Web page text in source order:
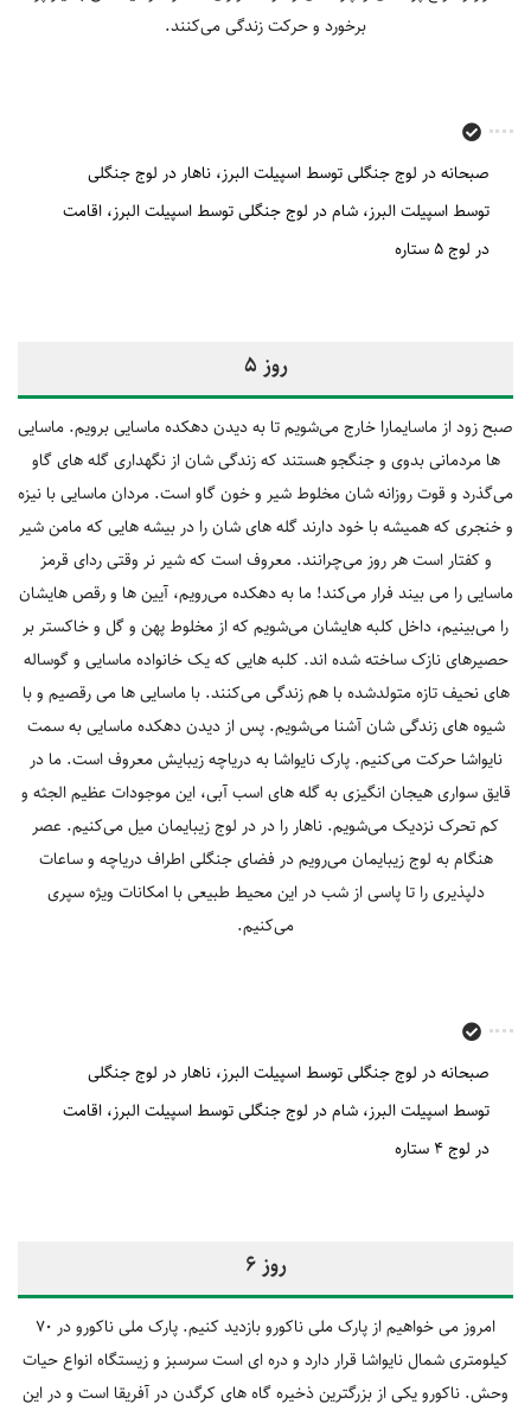
برخورد و حرکت زندگی می‌کنند.
صبحانه در لوج جنگلی توسط اسپیلت البرز ناهار در لوج جنگلی
توسط اسپیلت البرز شام در لوج جنگلی توسط اسپیلت البرز اقامت
در لوج 5 ستاره
روز 5
صبح زود از ماسایمارا خارج می‌شویم تا به دیدن دهکده ماسایی برویم. ماسایی
ها مردمانی بدوی و جنگجو هستند که زندگی ‌شان از نگهداری گله ‎های گاو
می‌گذرد و قوت روزانه شان مخلوط شیر و خون گاو است. مردان ماسایی‎ با نیزه
و خنجری که همیشه با خود دارند گله‎ های‎ شان را در بیشه ‎هایی که مامن شیر
و کفتار است هر روز می‌چرانند. معروف است که شیر نر وقتی ردای قرمز
ماسایی را می ‎بیند فرار می‌کند! ما به دهکده می‌رویم، آیین ها و رقص هایشان
را می‌بینیم، داخل کلبه‎ هایشان می‌شویم که از مخلوط پهن و گل و خاکستر بر
حصیرهای نازک ساخته شده ‎اند. کلبه‎ هایی که یک خانواده ماسایی و گوساله
‎های نحیف تازه متولدشده با هم زندگی می‌کنند. با ماسایی ‎ها می ‎رقصیم و با
شیوه‎ های زندگی‎ شان آشنا می‌شویم. پس از دیدن دهکده ماسایی به سمت
نایواشا حرکت می‌کنیم. پارک نایواشا به دریاچه زیبایش معروف است. ما در
قایق‎ سواری هیجان ‎انگیزی به گله‎ های اسب آبی، این موجودات عظیم الجثه و
کم تحرک نزدیک می‌شویم. ناهار را در در لوج زیبایمان میل می‌کنیم. عصر
هنگام به لوج زیبایمان می‌رویم در فضای جنگلی اطراف دریاچه و ساعات
دلپذیری را تا پاسی از شب در این محیط طبیعی با امکانات ویژه سپری
می‌کنیم.
صبحانه در لوج جنگلی توسط اسپیلت البرز ناهار در لوج جنگلی
توسط اسپیلت البرز شام در لوج جنگلی توسط اسپیلت البرز اقامت
در لوج 4 ستاره
روز 6
امروز می‎ خواهیم از پارک ملی ناکورو بازدید کنیم. پارک ملی ناکورو در 70
کیلومتری شمال نایواشا قرار دارد و دره‎ ای است سرسبز و زیستگاه انواع حیات
وحش. ناکورو یکی از بزرگترین ذخیره گاه های کرگدن در آفریقا است و در این